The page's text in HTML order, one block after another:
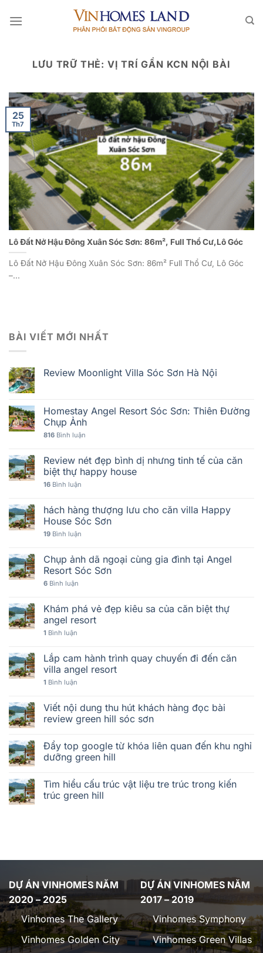
qua
LƯU TRỮ THẺ: VỊ TRÍ GẦN KCN NỘI BÀI
Lô Đất Nở Hậu Đông Xuân Sóc Sơn: 86m², Full Thổ Cư,Lô Góc
Lô Đất Nở Hậu Đông Xuân Sóc Sơn: 86m² Full Thổ Cư, Lô Góc
–...
25
Th7
BÀI VIẾT MỚI NHẤT
Review Moonlight Villa Sóc Sơn Hà Nội
Homestay Angel Resort Sóc Sơn: Thiên Đường
Chụp Ảnh
816 Bình luận
Review nét đẹp bình dị nhưng tinh tế của căn
biệt thự happy house
16 Bình luận
hách hàng thượng lưu cho căn villa Happy
House Sóc Sơn
19 Bình luận
Chụp ảnh dã ngoại cùng gia đình tại Angel
Resort Sóc Sơn
6 Bình luận
Khám phá vẻ đẹp kiêu sa của căn biệt thự
angel resort
1 Bình luận
Lắp cam hành trình quay chuyến đi đến căn
villa angel resort
1 Bình luận
Viết nội dung thu hút khách hàng đọc bài
review green hill sóc sơn
Đẩy top google từ khóa liên quan đến khu nghỉ
dưỡng green hill
Tìm hiểu cấu trúc vật liệu tre trúc trong kiến
trúc green hill
DỰ ÁN VINHOMES NĂM
2020 – 2025
Vinhomes The Gallery
Vinhomes Golden City
DỰ ÁN VINHOMES NĂM
2017 – 2019
Vinhomes Symphony
Vinhomes Green Villas